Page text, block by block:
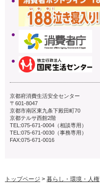
京都府消費生活安全センター
〒601-8047
京都市南区東九条下殿田町70
京都テルサ西館2階
TEL:075-671-0004（相談専用）
TEL:075-671-0030（事務専用）
FAX:075-671-0016
トップページ > 暮らし・環境・人権